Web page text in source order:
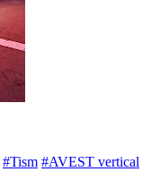
#Tism #AVEST vertical